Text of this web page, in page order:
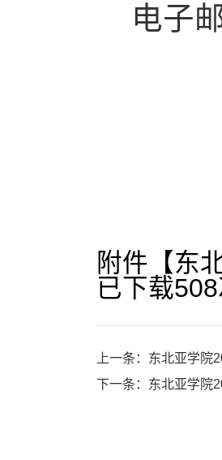
电子
附件【东
已下载508
上一条： 东北亚学院
下一条： 东北亚学院